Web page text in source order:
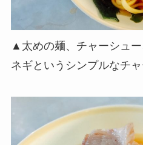
▲太めの麺、チャーシュ
ネギというシンプルなチ